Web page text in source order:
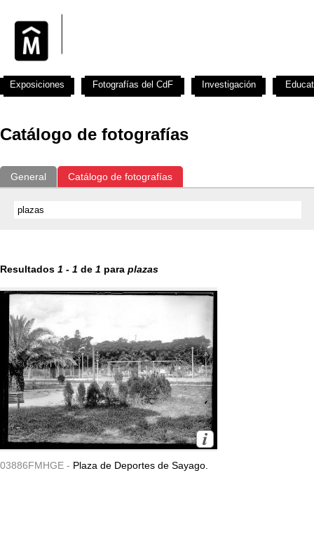
Catálogo de fotografías
General Catálogo de fotografías
Resultados 1 - 1 de 1 para plazas
03886FMHGE - Plaza de Deportes de Sayago.
Exposiciones Fotografías del CdF Investigación